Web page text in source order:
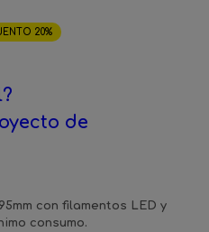
20%
de
con filamentos LED y
consumo.